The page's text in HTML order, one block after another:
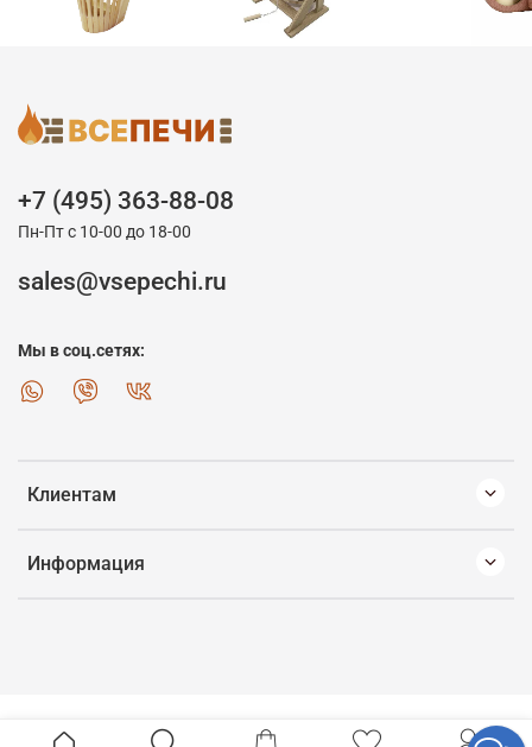
Клиентам
Информация
+7 (495) 363-88-08
Пн-Пт с 10-00 до 18-00
sales@vsepechi.ru
Мы в соц.сетях: